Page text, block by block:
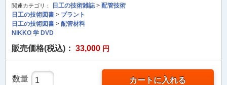
関連カテゴリ： 日工の技術雑誌> 配管技術
日工の技術図書 > プラント
日工の技術図書 > 配管材料
NIKKO 学 DVD
販売価格(税込)： 33,000 円
数量 カートに入れる